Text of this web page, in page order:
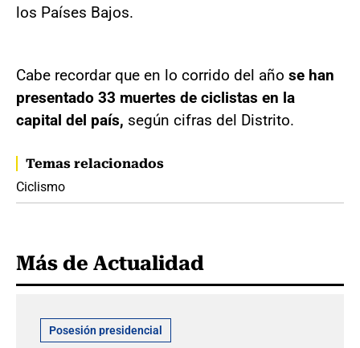
los Países Bajos.
Cabe recordar que en lo corrido del año se han
presentado 33 muertes de ciclistas en la
capital del país, según cifras del Distrito.
Temas relacionados
Ciclismo
Más de Actualidad
Posesión presidencial